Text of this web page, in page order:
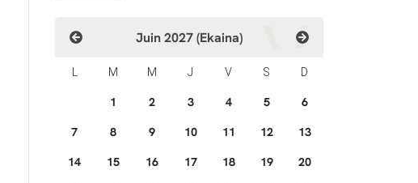
Juin 2027 (Ekaina)
L M M J V S D
1 2 3 4 5 6
7 8 9 10 11 12 13
14 15 16 17 18 19 20